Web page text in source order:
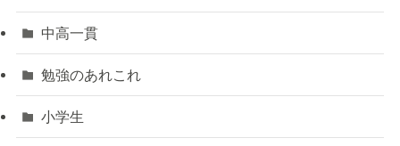
中高一貫
勉強のあれこれ
小学生